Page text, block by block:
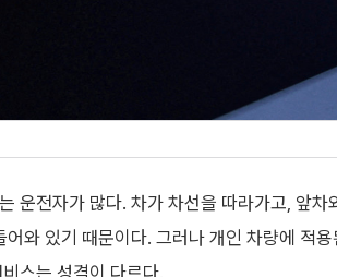
운전자가 많다. 차가 차선을 따라가고, 앞차
와 있기 때문이다. 그러나 개인 차량에 적
스는 성격이 다르다.